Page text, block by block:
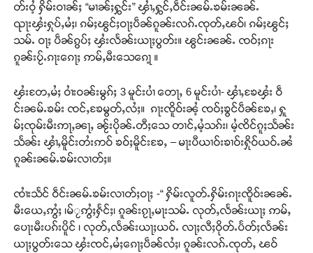
တ်းဝႆ့ ႁိမ်းဝၢၼ်ႈ “မၢၼ်ႈႁွင်း” ၾၢႆႇႁွင်ႇဝဵင်းၼမ်ႉၶမ်းၼၼ်ႉ
ၺႃးၾႆးႁုပ်ႇမႆႈ၊ ၵမ်ႈၽွင်ႈဝႃႈပဵၼ်ၵူၼ်းလၵ်ႉၸုတ်ႇၽဝ်၊ ၵမ်ႈၽွင်ႈ
သမ်ႉ ဝႃႈ ပဵၼ်ၵွပ်ႈ ၾႆးလႅၼ်းယႃႈပွတ်း။ ၽွင်းၼၼ်ႉ ၸဝ်ႈၵႃး
ၵူၼ်းပႂ်ႉၵႃးၵေႃႈ ဢမ်ႇမီးသေၵေႃ့ ။
ၾႆးတႄႇမႆႈ ဝၢႆးဝၼ်းမွၵ်ႈ 3 မူင်းပၢႆ တေႃႇ 6 မူင်းပၢႆ- ၾၢႆႇၶႄၾႆး ဝဵ
င်းၼမ်ႉၶမ်း ၸင်ႇၶႄမွတ်ႇလႆႈ။ ၵႃးၸိူဝ်းၼႆ့ ၸဝ်ႈၶွင်ပဵၼ်ၶႄႇ၊ ႁူ
မ်ႈၸုမ်းမီးဢႃႇၼႃႇ ၼႂ်းပိုၼ်ႉတီႈသေ တၢင်ႇမႆ့သၵ်း၊ မႆ့ၸိင်ၵူႈသႅၼ်း
သႅၼ်း ၾၢႆႇမိူင်းတႆးဢဝ် ၶဝ်ႈမိူင်းၶႄႇ – မႃးပီယၢဝ်းၶၢဝ်းႁိုဝ်ယဝ်ႉၼႆ
ၵူၼ်းၼမ်ႉၶမ်းလၢတ်ႈ။
ၸၢႆးသႅင် ဝဵင်းၼမ်ႉၶမ်းလၢတ်ႈဝႃႈ -“ ႁိမ်းလူတ်ႉႁိမ်းၵႃးၸိူဝ်းၼၼ်ႉ
မီးယေႇဢွႆႈ ၊မ်ႂဢွႆႈႁႅင်ႈ၊ ၵူၼ်းၵႂႃႇမႃးသမ်ႉ လုတ်ႇလႅၼ်းယႃႈ ဢမ်ႇ
ပေႃးမီးပၵ်းပိူင် ၊ လုတ်ႇလႅၼ်းယႃႈယဝ်ႉ လႃႈလီႈဝိုတ်ႉပႅတ်ႈလႅၼ်း
ယႃႈပွတ်းသေ ၾႆးၸင်ႇမႆႈၵေႃႈပဵၼ်လႆႈ၊ ၵူၼ်းလၵ်ႉၸုတ်ႇ ၽဝ်